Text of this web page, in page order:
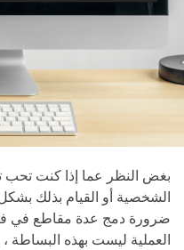
بغض النظر عما إذا كنت تحب
الشخصية أو القيام بذلك
ضرورة دمج عدة مقاطع في
العملية ليست بهذه البساطة ،